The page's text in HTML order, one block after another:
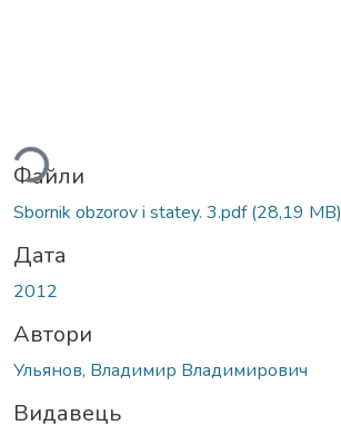
Файли
Sbornik obzorov i statey. 3.pdf(28,19 MB)
Дата
2012
Автори
Ульянов, Владимир Владимирович
Видавець